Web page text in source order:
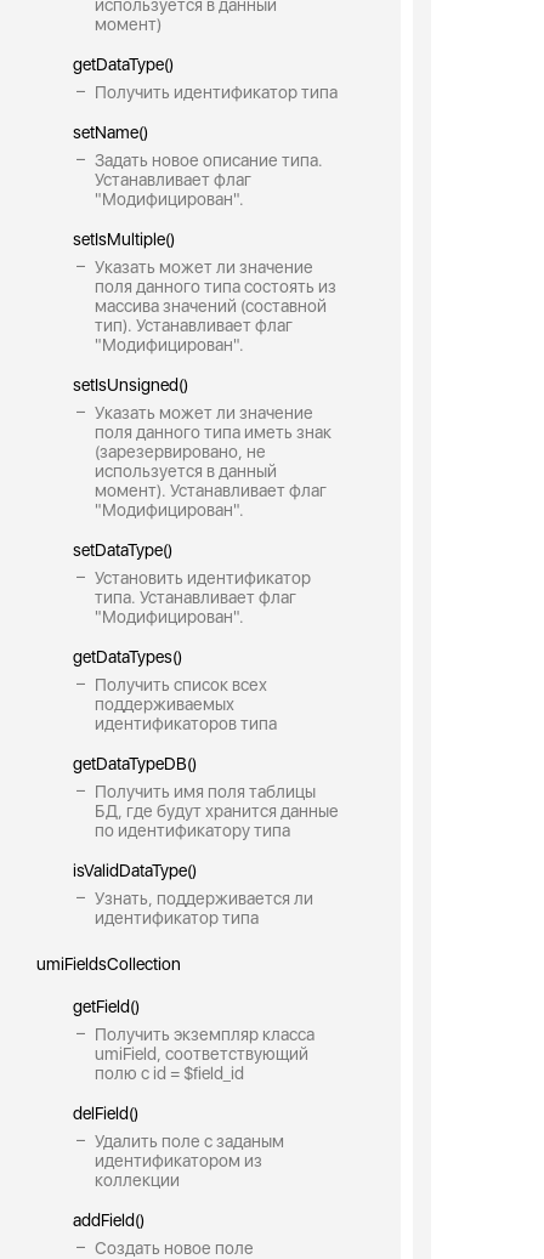
используется в данный
момент)
getDataType()
Получить идентификатор типа
setName()
Задать новое описание типа.
Устанавливает флаг
"Модифицирован".
setIsMultiple()
Указать может ли значение
поля данного типа состоять из
массива значений (составной
тип). Устанавливает флаг
"Модифицирован".
setIsUnsigned()
Указать может ли значение
поля данного типа иметь знак
(зарезервировано, не
используется в данный
момент). Устанавливает флаг
"Модифицирован".
setDataType()
Установить идентификатор
типа. Устанавливает флаг
"Модифицирован".
getDataTypes()
Получить список всех
поддерживаемых
идентификаторов типа
getDataTypeDB()
Получить имя поля таблицы
БД, где будут хранится данные
по идентификатору типа
isValidDataType()
Узнать, поддерживается ли
идентификатор типа
umiFieldsCollection
getField()
Получить экземпляр класса
umiField, соответствующий
полю с id = $field_id
delField()
Удалить поле с заданым
идентификатором из
коллекции
addField()
Создать новое поле